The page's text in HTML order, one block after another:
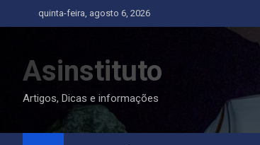
to
quinta-feira, agosto 6, 2026
Asinstituto
Artigos, Dicas e informações